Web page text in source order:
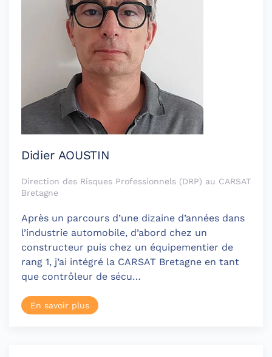
Didier AOUSTIN
Direction des Risques Professionnels (DRP) au CARSAT
Bretagne
Après un parcours d’une dizaine d’années dans
l’industrie automobile, d’abord chez un
constructeur puis chez un équipementier de
rang 1, j’ai intégré la CARSAT Bretagne en tant
que contrôleur de sécu…
En savoir plus